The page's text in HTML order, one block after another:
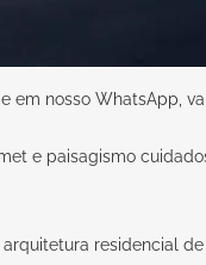
em nosso WhatsApp,
e paisagismo
residencial